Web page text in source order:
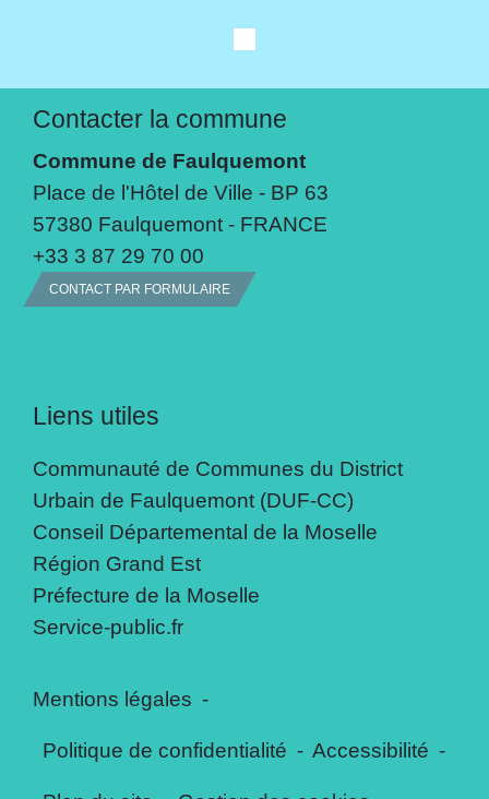
Contacter la commune
Commune de Faulquemont
Place de l'Hôtel de Ville - BP 63
57380 Faulquemont - FRANCE
+33 3 87 29 70 00
CONTACT PAR FORMULAIRE
Liens utiles
Communauté de Communes du District
Urbain de Faulquemont (DUF-CC)
Conseil Départemental de la Moselle
Région Grand Est
Préfecture de la Moselle
Service-public.fr
Mentions légales -
Politique de confidentialité - Accessibilité -